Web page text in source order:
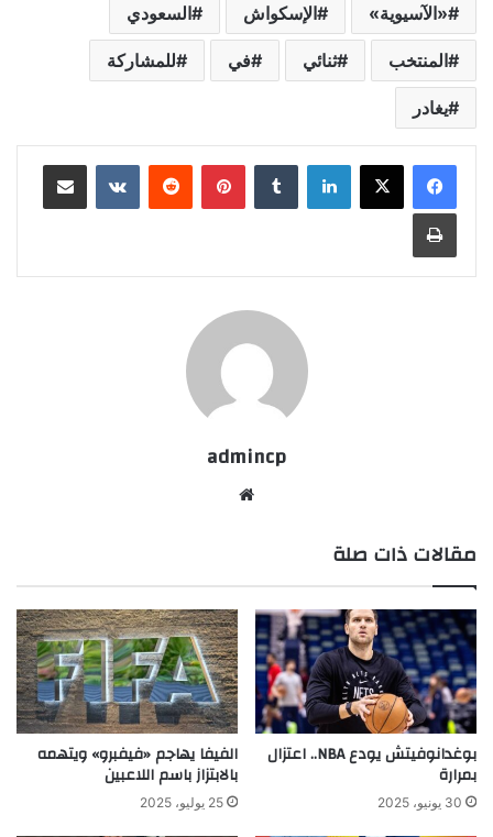
«الآسيوية» الإسكواش السعودي
المنتخب ثنائي في للمشاركة
يغادر
لينكدإن بينتيريست
admincp
مقالات ذات صلة
بوغدانوفيتش يودع NBA.. اعتزال
بمرارة
30 يونيو، 2025
الفيفا يهاجم «فيفبرو» ويتهمه
بالابتزاز باسم اللاعبين
25 يوليو، 2025